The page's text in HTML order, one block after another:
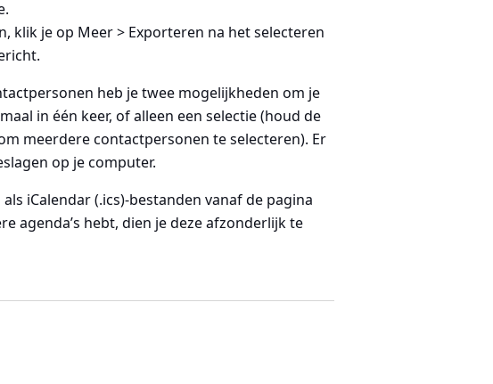
klik je op Meer > Exporteren na het selecteren
heb je twee mogelijkheden om je
in één keer, of alleen een selectie (houd de
meerdere contactpersonen te selecteren). Er
op je computer.
iCalendar (.ics)-bestanden vanaf de pagina
agenda’s hebt, dien je deze afzonderlijk te